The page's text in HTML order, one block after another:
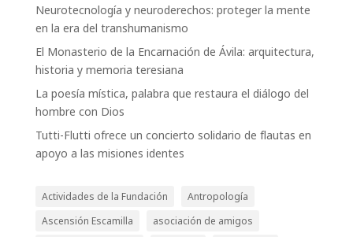
Neurotecnología y neuroderechos: proteger la mente
en la era del transhumanismo
El Monasterio de la Encarnación de Ávila: arquitectura,
historia y memoria teresiana
La poesía mística, palabra que restaura el diálogo del
hombre con Dios
Tutti-Flutti ofrece un concierto solidario de flautas en
apoyo a las misiones identes
Actividades de la Fundación
Antropología
Ascensión Escamilla
asociación de amigos